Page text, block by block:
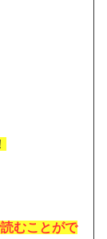
むことがで